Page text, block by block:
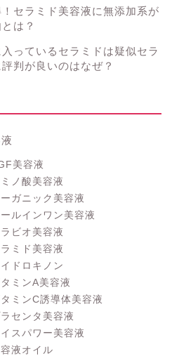
セラミド美容液に無添加系が
は？
っているセラミドは疑似セラ
判が良いのはなぜ？
美容液
ノ酸美容液
ガニック美容液
ルインワン美容液
ビオ美容液
ミド美容液
ドロキノン
ミンA美容液
ミンC誘導体美容液
センタ美容液
スパワー美容液
液オイル